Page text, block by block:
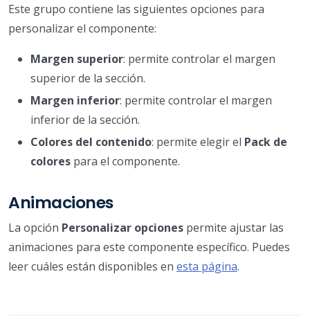
Este grupo contiene las siguientes opciones para
personalizar el componente:
Margen superior: permite controlar el margen
superior de la sección.
Margen inferior: permite controlar el margen
inferior de la sección.
Colores del contenido: permite elegir el Pack de
colores para el componente.
Animaciones
La opción Personalizar opciones permite ajustar las
animaciones para este componente específico. Puedes
leer cuáles están disponibles en esta página.